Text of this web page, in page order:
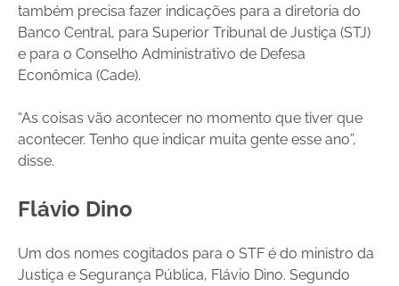
também precisa fazer indicações para a diretoria do
Banco Central, para Superior Tribunal de Justiça (STJ)
e para o Conselho Administrativo de Defesa
Econômica (Cade).
“As coisas vão acontecer no momento que tiver que
acontecer. Tenho que indicar muita gente esse ano”,
disse.
Flávio Dino
Um dos nomes cogitados para o STF é do ministro da
Justiça e Segurança Pública, Flávio Dino. Segundo